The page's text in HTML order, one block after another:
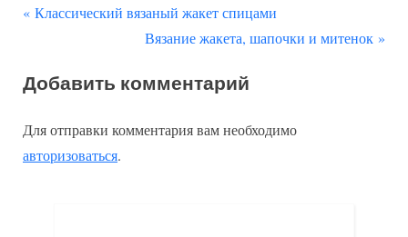
Навигация
записям
П
д
д
у
Классический вязаный жакет спицами
С
е
у
Вязание жакета, шапочки и митенок
Добавить комментарий
Для отправки комментария вам необходимо
авторизоваться.